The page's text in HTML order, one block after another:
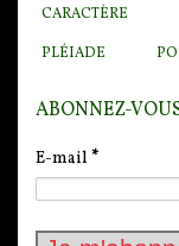
CARACTÈRE
PLÉIADE
ABONNEZ-
E-mail *